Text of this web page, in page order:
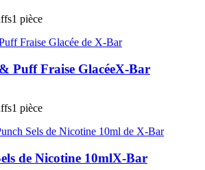
1 pièce
Puff Fraise GlacéeX-Bar
1 pièce
de Nicotine 10mlX-Bar